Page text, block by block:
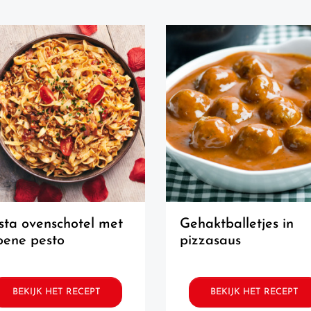
pesto
BEKIJK HET RECEPT
gehaktballetjes in
pizzasaus
BEKIJK HET RECEPT